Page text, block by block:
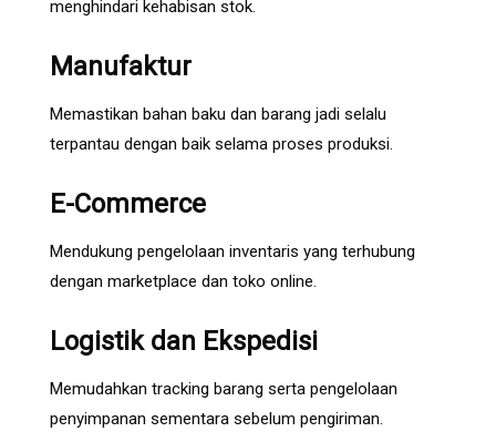
menghindari kehabisan stok.
Manufaktur
Memastikan bahan baku dan barang jadi selalu
terpantau dengan baik selama proses produksi.
E-Commerce
Mendukung pengelolaan inventaris yang terhubung
dengan marketplace dan toko online.
Logistik dan Ekspedisi
Memudahkan tracking barang serta pengelolaan
penyimpanan sementara sebelum pengiriman.